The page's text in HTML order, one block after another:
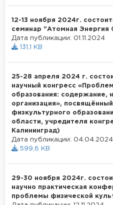
12-13 ноября 2024г.
семинар "Атомная Энергия
Дата публикации: 01.11.2024
131,1 KB
25-28 апреля 2024 г.
научный конгресс
образования: содержание,
организация»,
физкультурного
области, учредителя
Калининград)
Дата публикации: 04.04.2024
599,6 KB
29-30 ноября 2024г.
научно практическая
проблемы физической